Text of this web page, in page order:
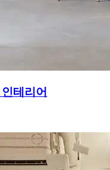
테리어